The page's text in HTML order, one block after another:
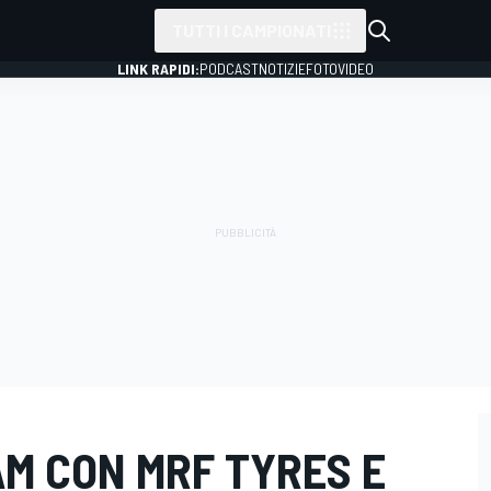
LINK RAPIDI:PODCASTNOTIZIEFOTOVIDEO
CON MRF TYRES E